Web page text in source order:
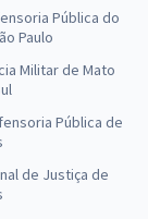
Pública do
Paulo
Militar de Mato
Pública de
de Justiça de